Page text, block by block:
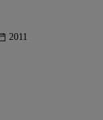
2011